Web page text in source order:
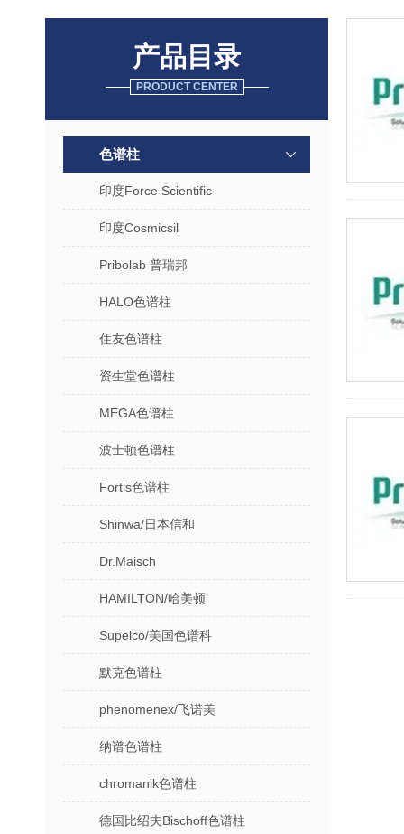
产品目录
PRODUCT CENTER
色谱柱
印度Force Scientific
印度Cosmicsil
Pribolab 普瑞邦
HALO色谱柱
住友色谱柱
资生堂色谱柱
MEGA色谱柱
波士顿色谱柱
Fortis色谱柱
Shinwa/日本信和
Dr.Maisch
HAMILTON/哈美顿
Supelco/美国色谱科
默克色谱柱
phenomenex/飞诺美
纳谱色谱柱
chromanik色谱柱
德国比绍夫Bischoff色谱柱